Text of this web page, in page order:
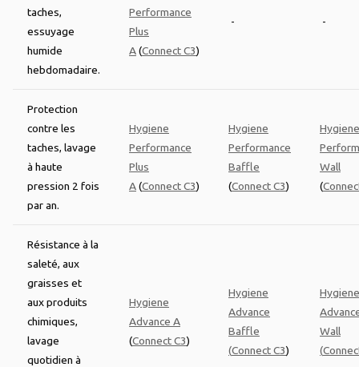
taches,
essuyage
humide
hebdomadaire.
Performance
Plus
A(Connect C3)
- -
Protection
contre les
taches, lavage
à haute
pression 2 fois
par an.
Hygiene
Performance
Plus
A(Connect C3)
Hygiene
Performance
Baffle
(Connect C3)
Hygiene
Wall
(
Résistance à la
saleté, aux
graisses et
aux produits
chimiques,
lavage
quotidien à
Hygiene
Advance A
(Connect C3)
Hygiene
Advance
Baffle
(Connect C3)
Hygiene
Wall
(